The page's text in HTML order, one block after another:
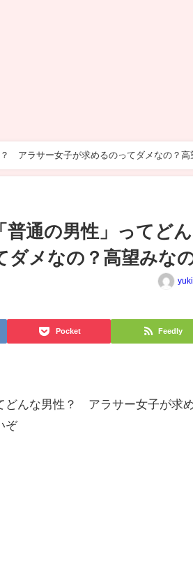
アラサー女子が求めるのってダメなの？高
普通の男性」ってど
メなの？高望みな
Pocket Feedly
どんな男性？ アラサー女子が求
ぞ